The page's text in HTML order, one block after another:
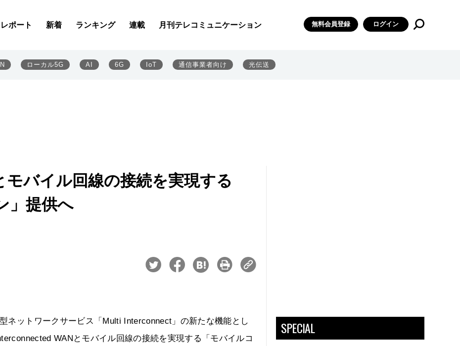
ポート 新着 ランキング 連載 月刊テレコミュニケーション 無料会員登録 ログイン
ローカル5G AI 6G IoT 通信事業者向け 光伝送
バイル回線の接続を実現する
」提供へ
ネットワークサービス「Multi Interconnect」の新たな機能とし
WANとモバイル回線の接続を実現する「モバイルコ
SPECIAL